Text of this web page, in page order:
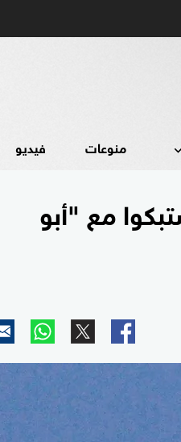
منوعات فيديو
مع "أبو